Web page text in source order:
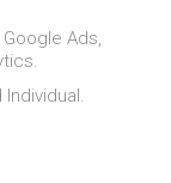
Ads,